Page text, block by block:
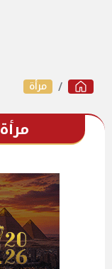
مرأة
مرأة